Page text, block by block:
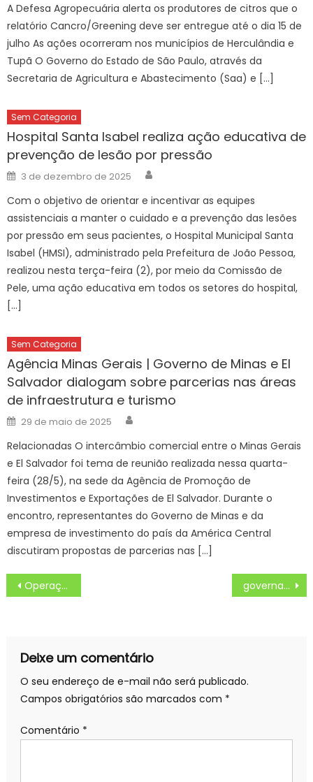
A Defesa Agropecuária alerta os produtores de citros que o
relatório Cancro/Greening deve ser entregue até o dia 15 de
julho As ações ocorreram nos municípios de Herculândia e
Tupã O Governo do Estado de São Paulo, através da
Secretaria de Agricultura e Abastecimento (Saa) e […]
Sem Categoria
Hospital Santa Isabel realiza ação educativa de
prevenção de lesão por pressão
Posted
on
3 de dezembro de 2025
Com o objetivo de orientar e incentivar as equipes
assistenciais a manter o cuidado e a prevenção das lesões
por pressão em seus pacientes, o Hospital Municipal Santa
Isabel (HMSI), administrado pela Prefeitura de João Pessoa,
realizou nesta terça-feira (2), por meio da Comissão de
Pele, uma ação educativa em todos os setores do hospital,
[…]
Sem Categoria
Agência Minas Gerais | Governo de Minas e El
Salvador dialogam sobre parcerias nas áreas
de infraestrutura e turismo
Posted
on
29 de maio de 2025
Relacionadas O intercâmbio comercial entre o Minas Gerais
e El Salvador foi tema de reunião realizada nessa quarta-
feira (28/5), na sede da Agência de Promoção de
Investimentos e Exportações de El Salvador. Durante o
encontro, representantes do Governo de Minas e da
empresa de investimento do país da América Central
discutiram propostas de parcerias nas […]
Navegação
de
Operação SULMaSSP em MS apreende 56 toneladas de drogas e prende mais de 1,2 mil pessoas – Portal do Governo de Mato Grosso do Sul governador confere andamento de obras e reformas de escolas em MS – Portal do Governo de Mato Grosso do Sul
Deixe um comentário
O seu endereço de e-mail não será publicado.
Campos obrigatórios são marcados com *
Comentário *